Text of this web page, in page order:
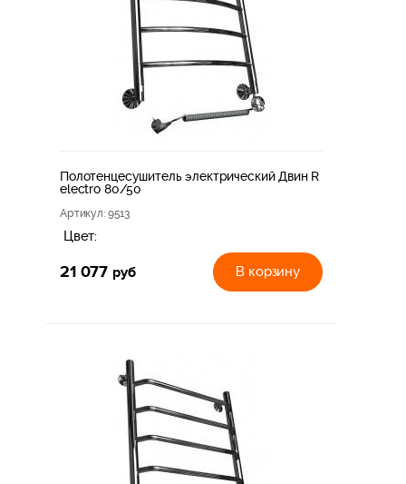
Полотенцесушитель электрический Двин R
electro 80/50
Артикул: 9513
Цвет:
21 077 руб В корзину